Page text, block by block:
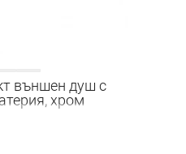
външен душ с
хром